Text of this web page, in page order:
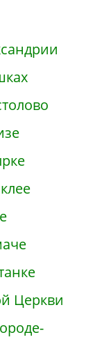
Церкви